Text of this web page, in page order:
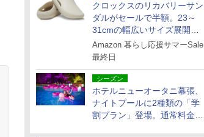
クロックスのリカバリーサン
ダルがセールで半額。23～
31cmの幅広いサイズ展開、
独自のクッション素材を採用
Amazon 暮らし応援サマーSale
最終日
シーズン
ホテルニューオータニ幕張、
ナイトプールに2種類の「学
割プラン」登場。通常料金の